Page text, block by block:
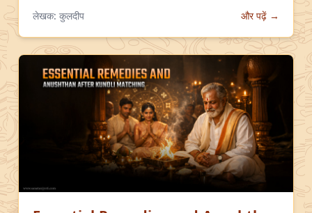
लेखक: कुलदीप और पढ़ें →